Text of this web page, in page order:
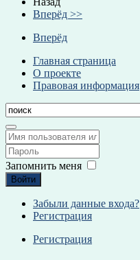
Вперёд >>
Вперёд
Главная страница
О проекте
Правовая информация
Запомнить меня
Войти
Забыли данные входа?
Регистрация
Регистрация